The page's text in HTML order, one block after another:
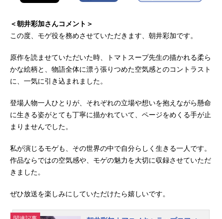
＜朝井彩加さんコメント＞
この度、モゲ役を務めさせていただきます、朝井彩加です。
原作を読ませていただいた時、トマトスープ先生の描かれる柔ら
かな絵柄と、物語全体に漂う張りつめた空気感とのコントラスト
に、一気に引き込まれました。
登場人物一人ひとりが、それぞれの立場や想いを抱えながら懸命
に生きる姿がとても丁寧に描かれていて、ページをめくる手が止
まりませんでした。
私が演じるモゲも、その世界の中で自分らしく生きる一人です。
作品ならではの空気感や、モゲの魅力を大切に収録させていただ
きました。
ぜひ放送を楽しみにしていただけたら嬉しいです。